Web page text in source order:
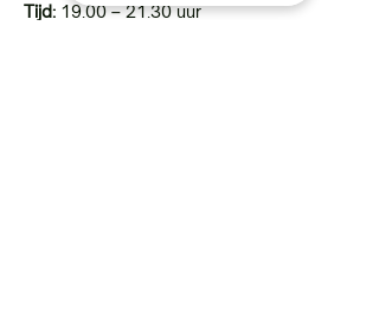
Tijd: 19.00 – 21.30 uur